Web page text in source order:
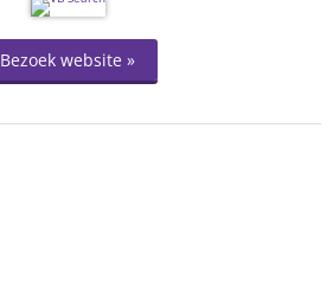
Bezoek website »